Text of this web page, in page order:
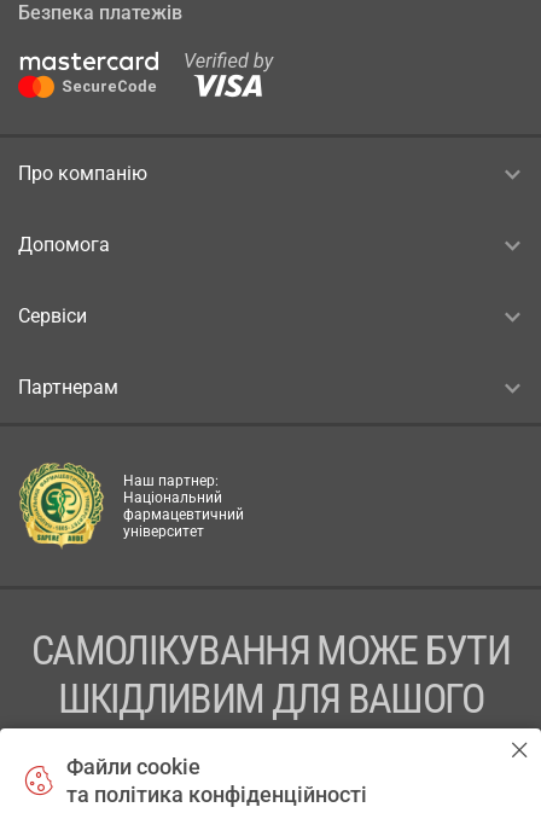
Безпека платежів
Про компанію
Допомога
Сервіси
Партнерам
Наш партнер:
Національний
фармацевтичний
університет
САМОЛІКУВАННЯ МОЖЕ БУТИ
ШКІДЛИВИМ ДЛЯ ВАШОГО
ПЕРЕД ЗАСТОСУВАННЯМ ПРЕПАРАТУ ПРОКОНСУЛЬТУЙТЕСЬ
Файли cookie
та політика конфіденційності